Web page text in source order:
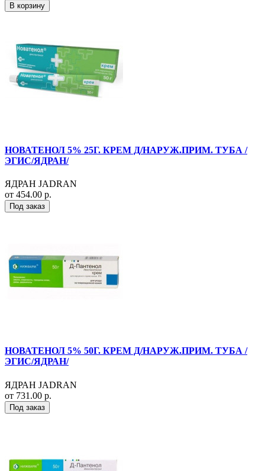
В корзину
НОВАТЕНОЛ 5% 25Г. КРЕМ Д/НАРУЖ.ПРИМ. ТУБА /
ЭГИС/ЯДРАН/
ЯДРАН JADRAN
от 454.00 р.
Под заказ
НОВАТЕНОЛ 5% 50Г. КРЕМ Д/НАРУЖ.ПРИМ. ТУБА /
ЭГИС/ЯДРАН/
ЯДРАН JADRAN
от 731.00 р.
Под заказ